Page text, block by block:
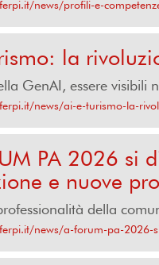
news/profili-e-
la
GenAI, essere
news/ai-e-turismo-la-
PA 2026 si
e nuove
della
news/a-forum-pa-2026-